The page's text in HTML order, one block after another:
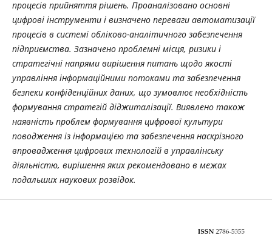
процесів прийняття рішень. Проаналізовано основні
цифрові інструменти і визначено переваги автоматизації
процесів в системі обліково-аналітичного забезпечення
підприємства. Зазначено проблемні місця, ризики і
стратегічні напрями вирішення питань щодо якості
управління інформаційними потоками та забезпечення
безпеки конфіденційних даних, що зумовлює необхідність
формування стратегій діджиталізації. Виявлено також
наявність проблем формування цифрової культури
поводження із інформацією та забезпечення наскрізного
впровадження цифрових технологій в управлінську
діяльністю, вирішення яких рекомендовано в межах
подальших наукових розвідок.